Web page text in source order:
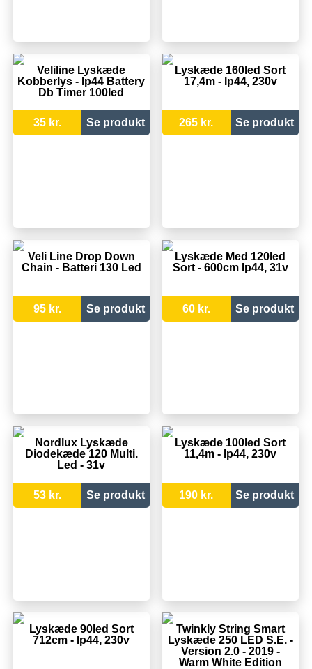
Veliline Lyskæde
Kobberlys - Ip44 Battery
Db Timer 100led
35 kr. Se produkt
Lyskæde 160led Sort
17,4m - Ip44, 230v
265 kr. Se produkt
Veli Line Drop Down
Chain - Batteri 130 Led
95 kr. Se produkt
Lyskæde Med 120led
Sort - 600cm Ip44, 31v
60 kr. Se produkt
Nordlux Lyskæde
Diodekæde 120 Multi.
Led - 31v
53 kr. Se produkt
Lyskæde 100led Sort
11,4m - Ip44, 230v
190 kr. Se produkt
Lyskæde 90led Sort
712cm - Ip44, 230v
Twinkly String Smart
Lyskæde 250 LED S.E. -
Version 2.0 - 2019 -
Warm White Edition